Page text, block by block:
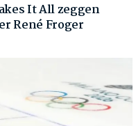
It All zeggen
René Froger